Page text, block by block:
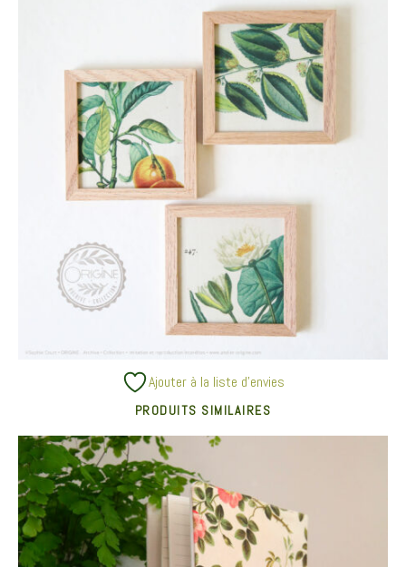
Ajouter à la liste d’envies
PRODUITS SIMILAIRES